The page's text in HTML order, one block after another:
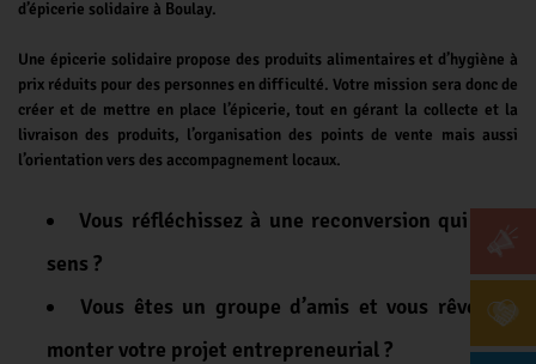
d’épicerie solidaire à Boulay.
Une épicerie solidaire propose des produits alimentaires et d’hygiène à
prix réduits pour des personnes en difficulté.Votre mission sera donc de
créer et de mettre en place l’épicerie, tout en gérant la collecte et la
livraison des produits, l’organisation des points de vente mais aussi
l’orientation vers des accompagnement locaux.
Vous réfléchissez à une reconversion qui a du
sens ?
Vous êtes un groupe d’amis et vous rêvez de
monter votre projet entrepreneurial ?